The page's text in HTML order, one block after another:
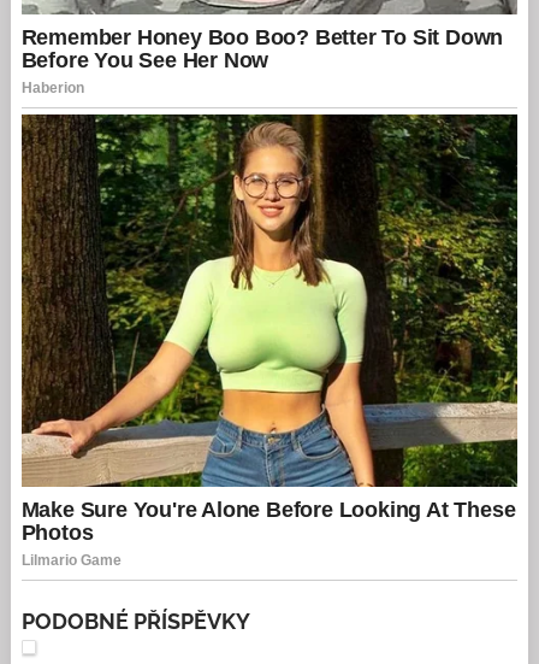
PODOBNÉ PŘÍSPĚVKY